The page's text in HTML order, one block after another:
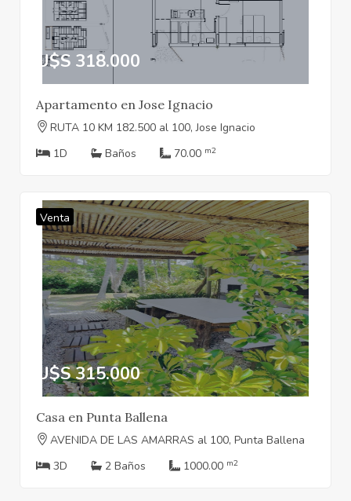
U$S 318.000
Apartamento en Jose Ignacio
RUTA 10 KM 182.500 al 100, Jose Ignacio
1D
Baños 70.00 m2
Venta
U$S 315.000
Casa en Punta Ballena
AVENIDA DE LAS AMARRAS al 100, Punta Ballena
3D
2 Baños 1000.00 m2